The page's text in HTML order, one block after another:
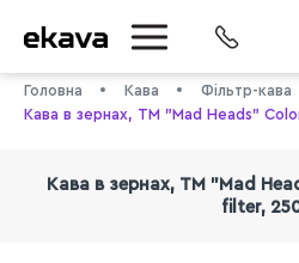
Головна Кава
Фільтр-кава
Кава в зернах, ТМ "Mad Heads"
Кава в зернах, ТМ "Mad
filter,